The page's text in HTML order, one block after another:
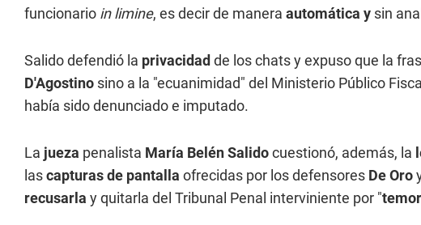
funcionario in limine, es decir de manera automática y sin
Salido defendió la privacidad de los chats y expuso que la
D'Agostino sino a la "ecuanimidad" del Ministerio Público
había sido denunciado e imputado.
La jueza penalista María Belén Salidocuestionó, además, la
lascapturas de pantalla ofrecidas por los defensores De Oro
recusarla y quitarla del Tribunal Penal interviniente por "